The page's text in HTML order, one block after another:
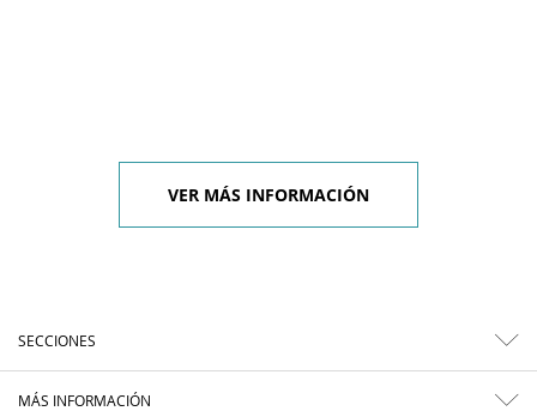
VER MÁS INFORMACIÓN
SECCIONES
MÁS INFORMACIÓN